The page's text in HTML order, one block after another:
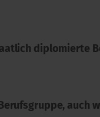
diplomierte
auch